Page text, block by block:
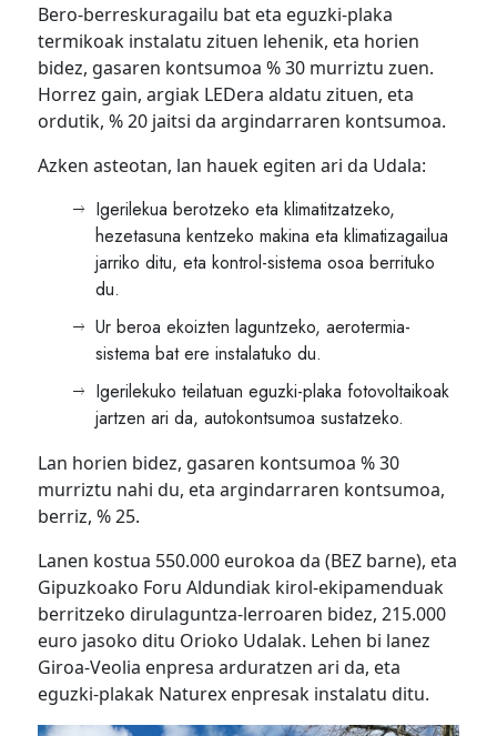
Bero-berreskuragailu bat eta eguzki-plaka
termikoak instalatu zituen lehenik, eta horien
bidez, gasaren kontsumoa % 30 murriztu zuen.
Horrez gain, argiak LEDera aldatu zituen, eta
ordutik, % 20 jaitsi da argindarraren kontsumoa.
Azken asteotan, lan hauek egiten ari da Udala:
Igerilekua berotzeko eta klimatitzatzeko,
hezetasuna kentzeko makina eta klimatizagailua
jarriko ditu, eta kontrol-sistema osoa berrituko
du.
Ur beroa ekoizten laguntzeko, aerotermia-
sistema bat ere instalatuko du.
Igerilekuko teilatuan eguzki-plaka fotovoltaikoak
jartzen ari da, autokontsumoa sustatzeko.
Lan horien bidez, gasaren kontsumoa % 30
murriztu nahi du, eta argindarraren kontsumoa,
berriz, % 25.
Lanen kostua 550.000 eurokoa da (BEZ barne), eta
Gipuzkoako Foru Aldundiak kirol-ekipamenduak
berritzeko dirulaguntza-lerroaren bidez, 215.000
euro jasoko ditu Orioko Udalak. Lehen bi lanez
Giroa-Veolia enpresa arduratzen ari da, eta
eguzki-plakak Naturex enpresak instalatu ditu.